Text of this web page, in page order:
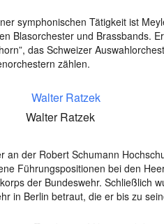
symphonischen Tätigkeit ist
Blasorchester und Brassbands.
das Schweizer
zählen.
Walter Ratzek
an der Robert Schumann
Führungspositionen bei den
der Bundeswehr. Schließlich
in Berlin betraut, die er bis zu